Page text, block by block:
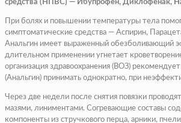
средства (НПВС) — Ибупрофен, Диклофенак,
При болях и повышении температуры тела
симптоматические средства — Аспирин,
Анальгин имеет выраженный обезболивающий
длительном применении угнетает
организация здравоохранения (ВОЗ)
(Анальгин) принимать однократно, при
Через две недели после снятия повязки
мазями, линиментами. Согревающие составы
компоненты из стручкового перца, арники,